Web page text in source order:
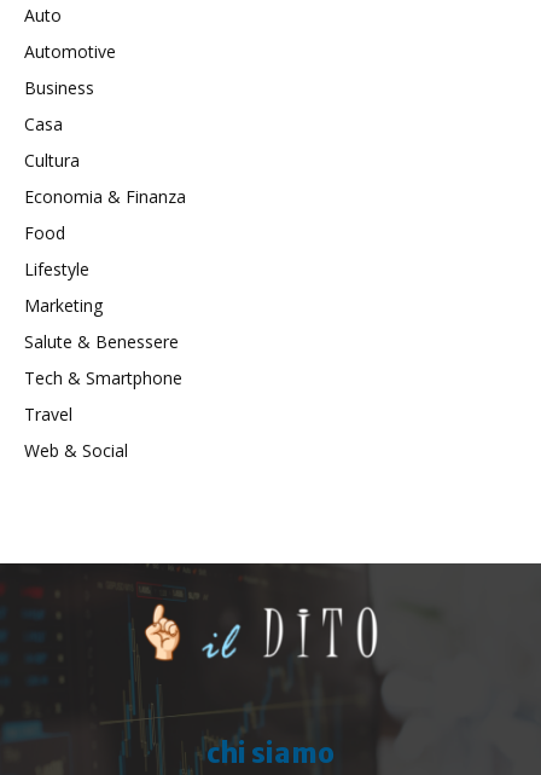
Auto
Automotive
Business
Casa
Cultura
Economia & Finanza
Food
Lifestyle
Marketing
Salute & Benessere
Tech & Smartphone
Travel
Web & Social
chi siamo